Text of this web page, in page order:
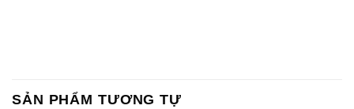
SẢN PHẨM TƯƠNG TỰ